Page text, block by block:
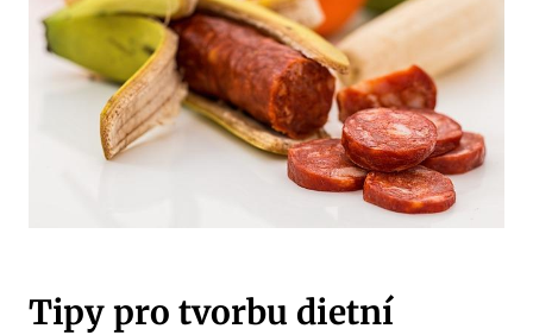
Tipy pro tvorbu dietní